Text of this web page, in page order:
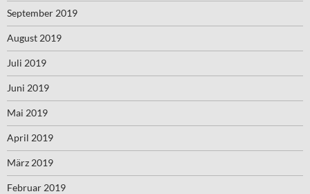
September 2019
August 2019
Juli 2019
Juni 2019
Mai 2019
April 2019
März 2019
Februar 2019